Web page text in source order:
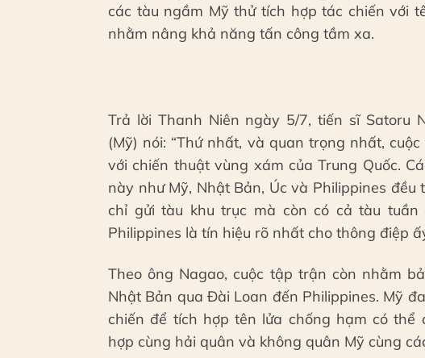
các tàu ngầm Mỹ thử tích hợp tác chiến với
nhằm nâng khả năng tấn công tầm xa.
Trả lời Thanh Niên ngày 5/7, tiến sĩ Satoru
(Mỹ) nói: “Thứ nhất, và quan trọng nhất,
với chiến thuật vùng xám của Trung Quốc.
này như Mỹ, Nhật Bản, Úc và Philippines
chỉ gửi tàu khu trục mà còn có cả tàu tuần
Philippines là tín hiệu rõ nhất cho thông điệp
Theo ông Nagao, cuộc tập trận còn nhằm
Nhật Bản qua Đài Loan đến Philippines. Mỹ
chiến để tích hợp tên lửa chống hạm có thể
hợp cùng hải quân và không quân Mỹ cùng